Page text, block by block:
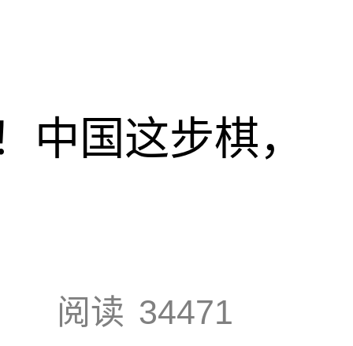
中国这步棋，
阅读 34471